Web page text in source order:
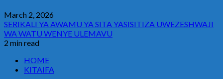
March 2, 2026
SERIKALI YA AWAMU YA SITA YASISITIZA UWEZESHWAJI
WA WATU WENYE ULEMAVU
2 min read
HOME
KITAIFA